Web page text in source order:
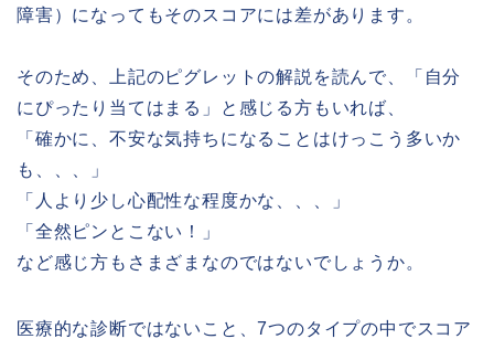
障害）になってもそのスコアには差があります。
そのため、上記のピグレットの解説を読んで、「自分
にぴったり当てはまる」と感じる方もいれば、
「確かに、不安な気持ちになることはけっこう多いか
も、、、」
「人より少し心配性な程度かな、、、」
「全然ピンとこない！」
など感じ方もさまざまなのではないでしょうか。
医療的な診断ではないこと、7つのタイプの中でスコア